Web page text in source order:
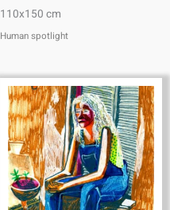
110x150 cm
Human spotlight